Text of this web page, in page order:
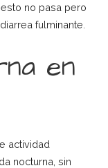
no pasa pero
fulminante.
en
actividad
nocturna, sin